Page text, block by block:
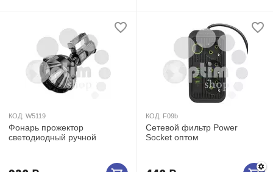
КОД: W5119
Фонарь прожектор
светодиодный ручной
КОД: F09b
Сетевой фильтр Power
Socket оптом